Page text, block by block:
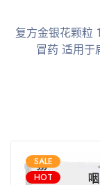
复方金银花颗粒
冒药 适用
SALE
HOT